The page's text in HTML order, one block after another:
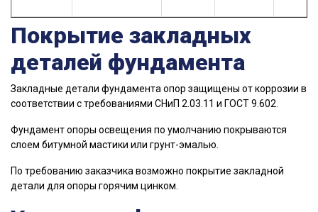
Покрытие закладных
деталей фундамента
Закладные детали фундамента опор защищены от коррозии в
соответствии с требованиями СНиП 2.03.11 и ГОСТ 9.602.
Фундамент опоры освещения по умолчанию покрываются
слоем битумной мастики или грунт-эмалью.
По требованию заказчика возможно покрытие закладной
детали для опоры горячим цинком.